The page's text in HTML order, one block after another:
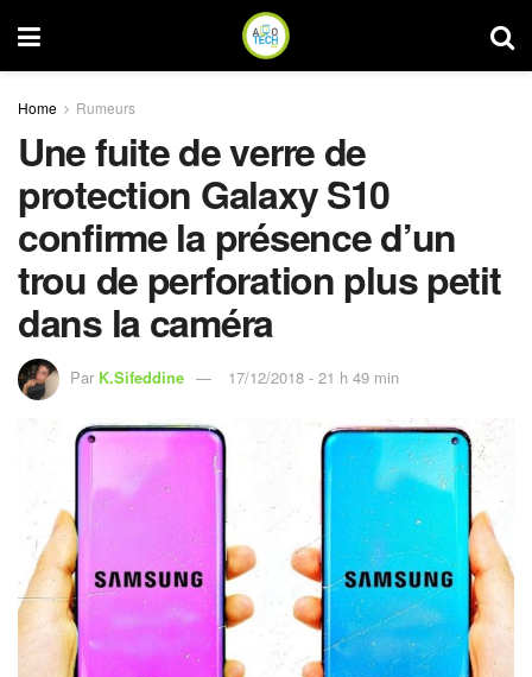
Home Rumeurs
Une fuite de verre de
protection Galaxy S10
confirme la présence d’un
trou de perforation plus petit
dans la caméra
Par K.Sifeddine 17/12/2018 - 21 h 49 min